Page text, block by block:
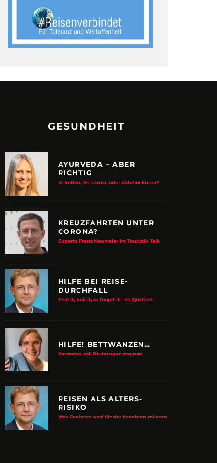
MACHER
System werden Reisen sicherer
ZUPANCIC
GESUNDHEIT
AYURVEDA – ABER
RICHTIG
In Indien, Sri Lanka, oder daheim kuren?
KREUZFAHRTEN UNTER
CORONA?
Experte Franz Neumeier im Touristik Talk
HILFE BEI REISE-
DURCHFALL
Peal it, boil it, or forget it - ist Quatsch
HILFE! BETTWANZEN…
Permetex soll Blutsauger stoppen
REISEN ALS ALTERS-
RISIKO
Was Senioren und Kinder beachten müssen